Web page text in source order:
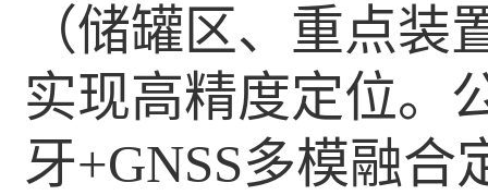
（储罐区、重点
实现高精度定位。
牙+GNSS多模融